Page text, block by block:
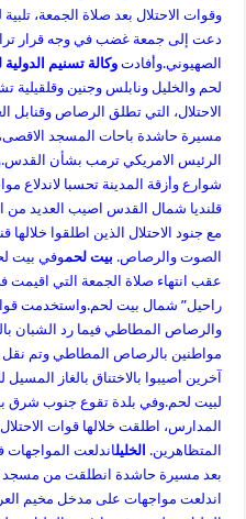
وقوات الاحتلال بعد صلاة الجمعة،
دعت إلى جمعة غضب في وجه قرار
الصهيوني.وأفادتوكالة تسنيم الدولية
لحم والخليل ونابلس وجنين
الاحتلال، التي تطلق الرصاص وقنابل
مسيرة حاشدة باحات المسجد
الرئيس الامريكي ترمب بشأن
شوارع وأزقة المدينة تحسبا لاندلاع
قلنديا شمال القدس اصيب العديد من
مع جنود الاحتلال الذين اطلقوا خلالها
الصوت والرصاص. بيت لحموفي بيت
عقب انتهاء صلاة الجمعة التي
راحيل” شمال بيت لحم.واستخدمت قوات
آخرين أصيبوا بالاختناق بالغاز
لبيت لحم.وفي بلدة تقوع جنوب شرق
المدارس، اطلقت خلالها قوات
المتظاهرين. الخليلاندلعت المواجهات
بعد مسيرة حاشدة انطلقت من مسجد
اندلعت مواجهات على مدخل مخيم